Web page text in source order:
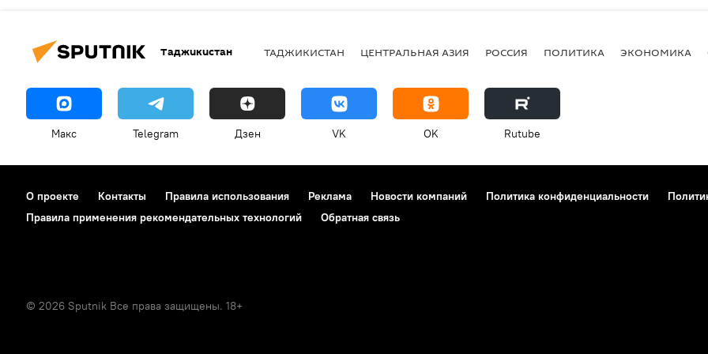
Таджикистан ТАДЖИКИСТАН ЦЕНТРАЛЬНАЯ АЗИЯ РОССИЯ ПОЛИТИКА ЭКОНОМИКА
Макс Telegram Дзен VK OK Rutube
О проекте Контакты Правила использования Реклама Новости компаний Политика конфиденциальности
Правила применения рекомендательных технологий
Обратная связь
© 2026 Sputnik Все права защищены. 18+